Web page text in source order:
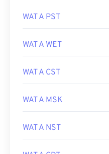
WAT A PST
WAT A WET
WAT A CST
WAT A MSK
WAT A NST